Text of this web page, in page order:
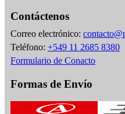
Contáctenos
Correo electrónico:
Teléfono: +549 11 2685 8380
Formulario de Conacto
Formas de Envío